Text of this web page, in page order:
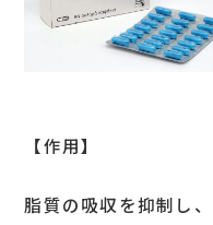
【作用】
脂質の吸収を抑制し